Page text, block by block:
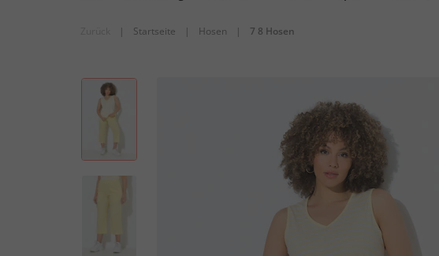
| Startseite | Hosen | 7 8 Hosen